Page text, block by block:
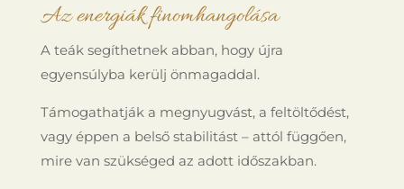
Az energiák finomhangolása
A teák segíthetnek abban, hogy újra
egyensúlyba kerülj önmagaddal.
Támogathatják a megnyugvást, a feltöltődést,
vagy éppen a belső stabilitást – attól függően,
mire van szükséged az adott időszakban.